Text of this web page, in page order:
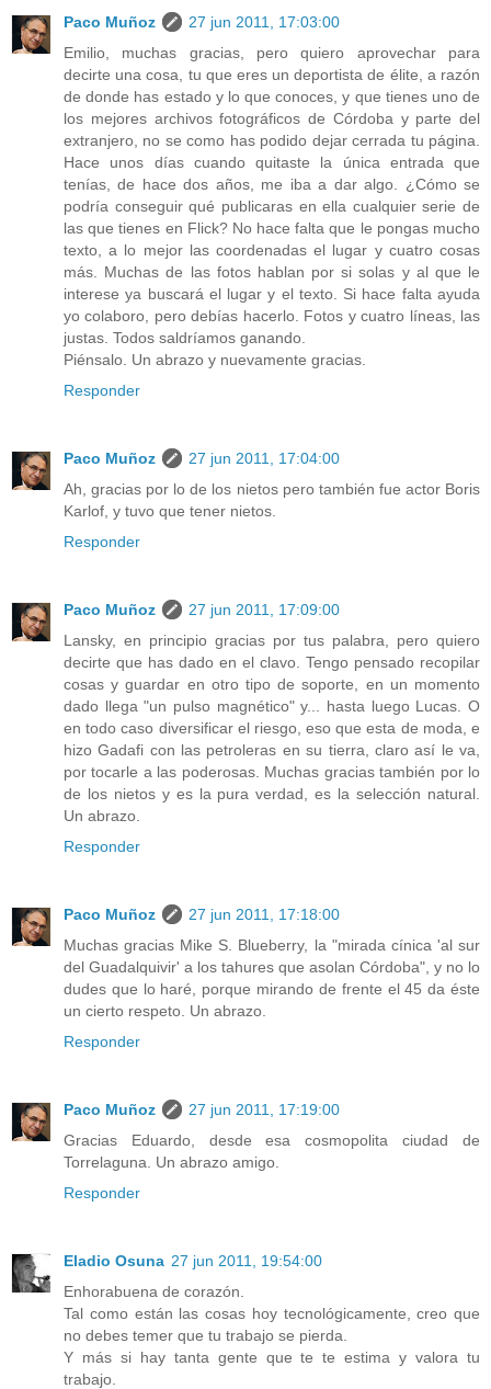
Paco Muñoz
27 jun 2011, 17:03:00
Emilio, muchas gracias, pero quiero aprovechar para
decirte una cosa, tu que eres un deportista de élite, a razón
de donde has estado y lo que conoces, y que tienes uno de
los mejores archivos fotográficos de Córdoba y parte del
extranjero, no se como has podido dejar cerrada tu página.
Hace unos días cuando quitaste la única entrada que
tenías, de hace dos años, me iba a dar algo. ¿Cómo se
podría conseguir qué publicaras en ella cualquier serie de
las que tienes en Flick? No hace falta que le pongas mucho
texto, a lo mejor las coordenadas el lugar y cuatro cosas
más. Muchas de las fotos hablan por si solas y al que le
interese ya buscará el lugar y el texto. Si hace falta ayuda
yo colaboro, pero debías hacerlo. Fotos y cuatro líneas, las
justas. Todos saldríamos ganando.
Piénsalo. Un abrazo y nuevamente gracias.
Responder
Paco Muñoz
27 jun 2011, 17:04:00
Ah, gracias por lo de los nietos pero también fue actor Boris
Karlof, y tuvo que tener nietos.
Responder
Paco Muñoz
27 jun 2011, 17:09:00
Lansky, en principio gracias por tus palabra, pero quiero
decirte que has dado en el clavo. Tengo pensado recopilar
cosas y guardar en otro tipo de soporte, en un momento
dado llega "un pulso magnético" y... hasta luego Lucas. O
en todo caso diversificar el riesgo, eso que esta de moda, e
hizo Gadafi con las petroleras en su tierra, claro así le va,
por tocarle a las poderosas. Muchas gracias también por lo
de los nietos y es la pura verdad, es la selección natural.
Un abrazo.
Responder
Paco Muñoz
27 jun 2011, 17:18:00
Muchas gracias Mike S. Blueberry, la "mirada cínica 'al sur
del Guadalquivir' a los tahures que asolan Córdoba", y no lo
dudes que lo haré, porque mirando de frente el 45 da éste
un cierto respeto. Un abrazo.
Responder
Paco Muñoz
27 jun 2011, 17:19:00
Gracias Eduardo, desde esa cosmopolita ciudad de
Torrelaguna. Un abrazo amigo.
Responder
Eladio Osuna 27 jun 2011, 19:54:00
Enhorabuena de corazón.
Tal como están las cosas hoy tecnológicamente, creo que
no debes temer que tu trabajo se pierda.
Y más si hay tanta gente que te te estima y valora tu
trabajo.